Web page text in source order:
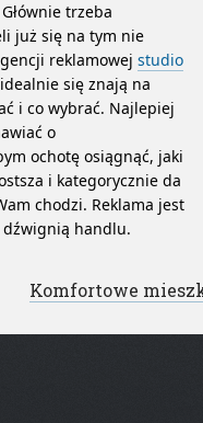
trzeba
już się na tym nie
reklamowej studio
się znają na
i co wybrać. Najlepiej
o
ochotę osiągnąć, jaki
i kategorycznie da
chodzi. Reklama jest
dźwignią handlu.